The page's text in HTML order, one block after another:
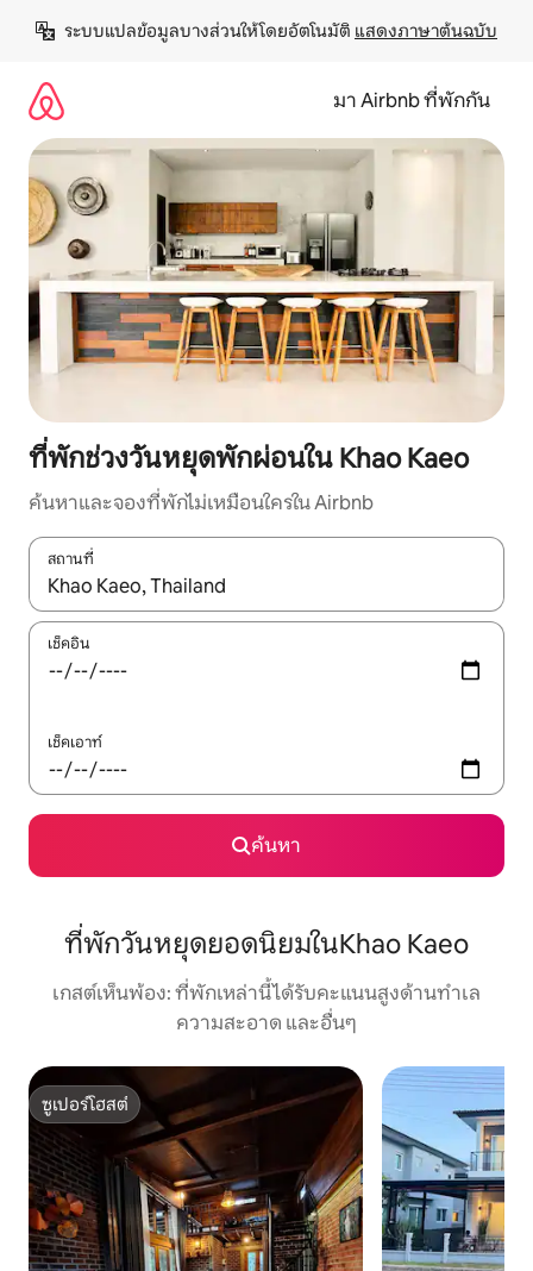
เนื้อหา
ระบบแปลข้อมูลบางส่วนให้โดยอัตโนมัติ แสดงภาษาต้นฉบับ
มา Airbnb ที่พักกัน
ที่พักช่วงวันหยุดพักผ่อนใน Khao Kaeo
ค้นหาและจองที่พักไม่เหมือนใครใน Airbnb
สถานที่
ใช้ลูกศรขึ้นลง หรือใช้การสัมผัสหรือปัด เพื่อสำรวจผลการค้นหา
เช็คอิน
เช็คเอาท์
ค้นหา
ที่พักวันหยุดยอดนิยมในKhao Kaeo
เกสต์เห็นพ้อง: ที่พักเหล่านี้ได้รับคะแนนสูงด้านทำเล
ความสะอาด และอื่นๆ
ซูเปอร์โฮสต์
ซูเปอร์โฮสต์